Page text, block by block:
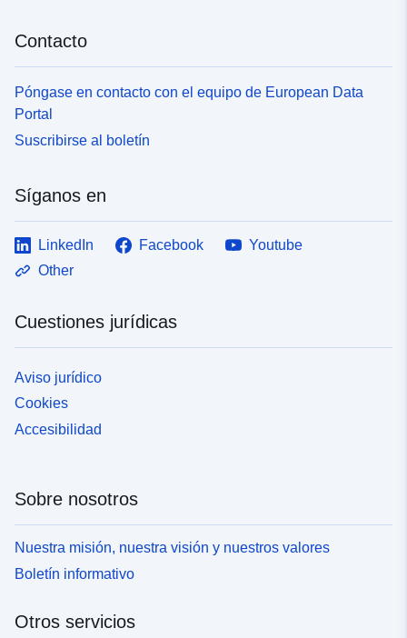
Contacto
Póngase en contacto con el equipo de European Data
Portal
Suscribirse al boletín
Síganos en
LinkedIn Facebook
Youtube
Other
Cuestiones jurídicas
Aviso jurídico
Cookies
Accesibilidad
Sobre nosotros
Nuestra misión, nuestra visión y nuestros valores
Boletín informativo
Otros servicios